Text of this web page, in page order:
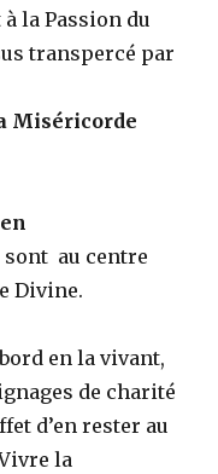
la Passion du
transpercé par
Miséricorde
sont au centre
Divine.
en la vivant,
de charité
d’en rester au
la